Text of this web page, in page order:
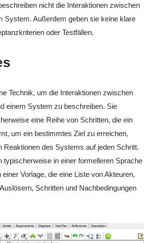
nicht die Interaktionen zwischen
System. Außerdem geben sie keine klare
oder Testfällen.
Technik, um die Interaktionen zwischen
einem System zu beschreiben. Sie
eine Reihe von Schritten, die ein
um ein bestimmtes Ziel zu erreichen,
Reaktionen des Systems auf jeden Schritt.
typischerweise in einer formelleren Sprache
Vorlage, die eine Liste von Akteuren,
Schritten und Nachbedingungen